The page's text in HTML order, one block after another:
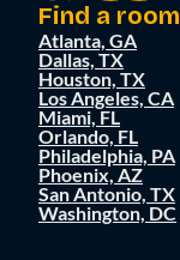
Find a room
Atlanta, GA
Dallas, TX
Houston, TX
Los Angeles, CA
Miami, FL
Orlando, FL
Philadelphia, PA
Phoenix, AZ
San Antonio, TX
Washington, DC